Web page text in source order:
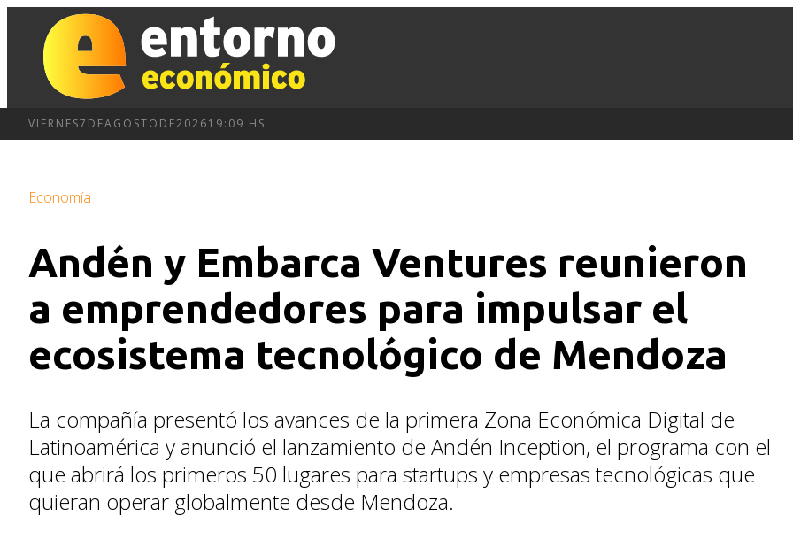
VIERNES7 DEAGOSTO DE202619:09 HS
Economía
Andén y Embarca Ventures reunieron
a emprendedores para impulsar el
ecosistema tecnológico de Mendoza
La compañía presentó los avances de la primera Zona Económica Digital de
Latinoamérica y anunció el lanzamiento de Andén Inception, el programa con el
que abrirá los primeros 50 lugares para startups y empresas tecnológicas que
quieran operar globalmente desde Mendoza.